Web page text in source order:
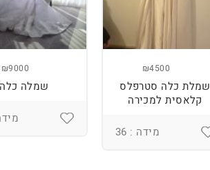
₪4500
שמלת כלה סטרפלס
קלאסית למכירה
מידה : 36
₪9000
שמלה כלה
מידה